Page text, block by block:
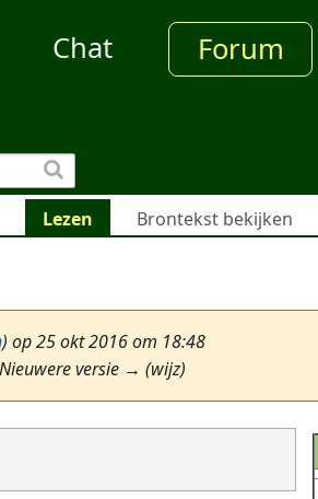
Chat Forum
Lezen Brontekst bekijken
) op 25 okt 2016 om 18:48
versie → (wijz)